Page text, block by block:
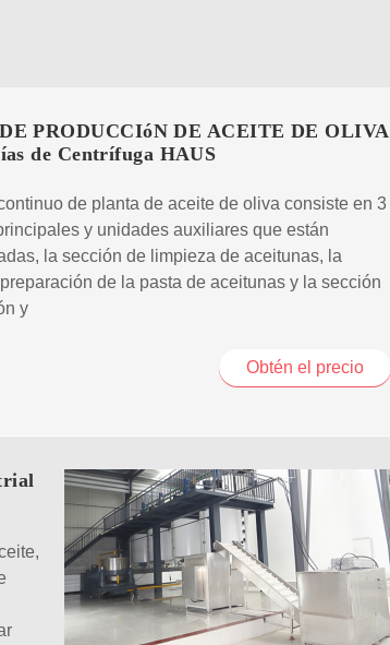
PRODUCCIóN DE ACEITE DE OLIVA
de Centrífuga HAUS
de planta de aceite de oliva consiste en 3
y unidades auxiliares que están
la sección de limpieza de aceitunas, la
de la pasta de aceitunas y la sección
y
Obtén el precio